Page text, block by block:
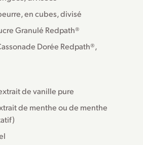
en cubes, divisé
Granulé Redpath®
Dorée Redpath®,
de vanille pure
de menthe ou de menthe